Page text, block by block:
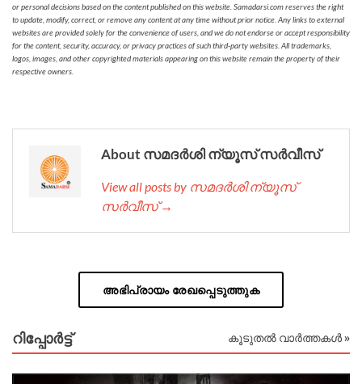
or personal decisions based on the content published on this website. Samadarsi.com reserves the right
to update, modify, correct, or remove any content at any time without prior notice. Any links to external
websites are provided solely for the convenience of users, and we do not endorse or accept responsibility
for the content, security, accuracy, or privacy practices of such third-party websites. All trademarks,
logos, images, and other copyrighted materials appearing on this website remain the property of their
respective owners.
About സമദർശി ന്യൂസ് സർവീസ്
View all posts by സമദർശി ന്യൂസ്
സർവീസ് →
അഭിപ്രായം രേഖപ്പെടുത്തുക
റിപ്പോര്‍ട്ട് കൂടുതൽ വാർത്തകൾ »